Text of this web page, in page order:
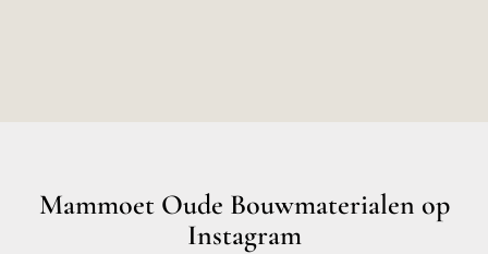
Mammoet Oude Bouwmaterialen op
Instagram